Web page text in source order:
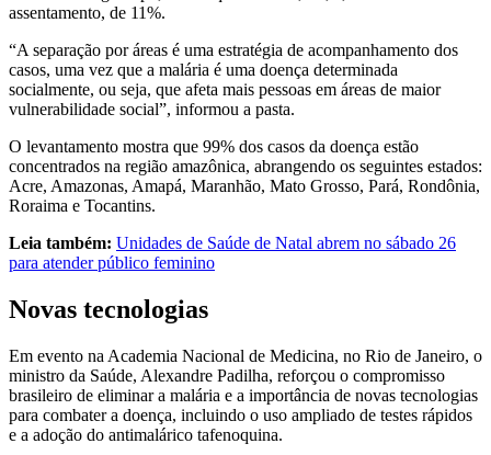
assentamento, de 11%.
“A separação por áreas é uma estratégia de acompanhamento dos
casos, uma vez que a malária é uma doença determinada
socialmente, ou seja, que afeta mais pessoas em áreas de maior
vulnerabilidade social”, informou a pasta.
O levantamento mostra que 99% dos casos da doença estão
concentrados na região amazônica, abrangendo os seguintes estados:
Acre, Amazonas, Amapá, Maranhão, Mato Grosso, Pará, Rondônia,
Roraima e Tocantins.
Leia também: Unidades de Saúde de Natal abrem no sábado 26
para atender público feminino
Novas tecnologias
Em evento na Academia Nacional de Medicina, no Rio de Janeiro, o
ministro da Saúde, Alexandre Padilha, reforçou o compromisso
brasileiro de eliminar a malária e a importância de novas tecnologias
para combater a doença, incluindo o uso ampliado de testes rápidos
e a adoção do antimalárico tafenoquina.